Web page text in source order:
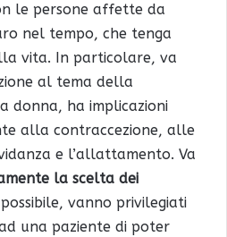
le persone affette da
nel tempo, che tenga
vita. In particolare, va
al tema della
donna, ha implicazioni
alla contraccezione, alle
e l’allattamento. Va
la scelta dei
vanno privilegiati
una paziente di poter